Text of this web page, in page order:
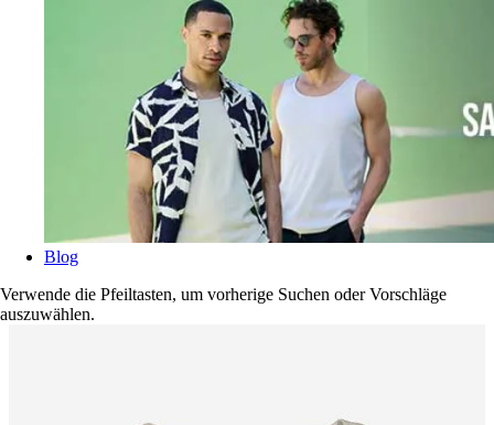
Blog
Verwende die Pfeiltasten, um vorherige Suchen oder Vorschläge
auszuwählen.